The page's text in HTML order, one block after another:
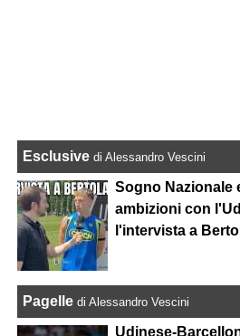
Esclusive di Alessandro Vescini
Sogno Nazionale
ambizioni con
l'intervista a
Pagelle di Alessandro Vescini
Udinese-